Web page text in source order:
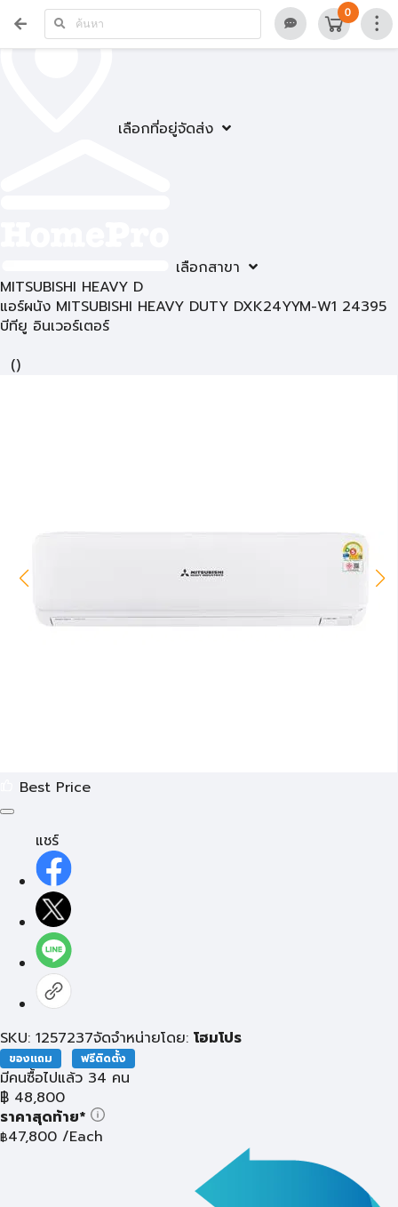
เลือกที่อยู่จัดส่ง
เลือกสาขา
0
MITSUBISHI HEAVY D
แอร์ผนัง MITSUBISHI HEAVY DUTY DXK24YYM-W1 24395
บีทียู อินเวอร์เตอร์
()
Best Price
แชร์
SKU: 1257237จัดจำหน่ายโดย: โฮมโปร
ของแถม ฟรีติดตั้ง
มีคนซื้อไปแล้ว 34 คน
฿ 48,800
ราคาสุดท้าย*
฿47,800 /Each